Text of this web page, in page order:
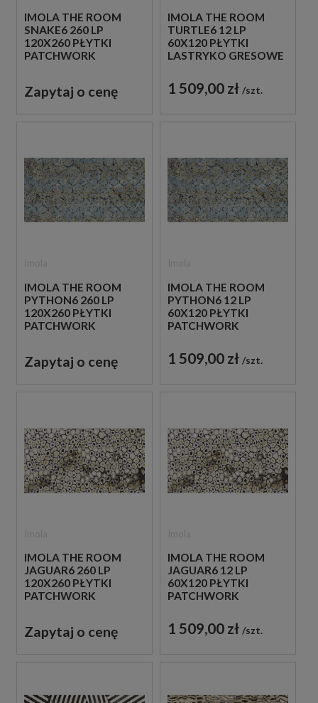
IMOLA THE ROOM
SNAKE6 260 LP
120X260 PŁYTKI
PATCHWORK
Zapytaj o cenę
IMOLA THE ROOM
TURTLE6 12 LP
60X120 PŁYTKI
LASTRYKO GRESOWE
1 509,00 zł szt.
IMOLA THE ROOM
PYTHON6 260 LP
120X260 PŁYTKI
PATCHWORK
Zapytaj o cenę
IMOLA THE ROOM
PYTHON6 12 LP
60X120 PŁYTKI
PATCHWORK
1 509,00 zł szt.
IMOLA THE ROOM
JAGUAR6 260 LP
120X260 PŁYTKI
PATCHWORK
Zapytaj o cenę
IMOLA THE ROOM
JAGUAR6 12 LP
60X120 PŁYTKI
PATCHWORK
1 509,00 zł szt.